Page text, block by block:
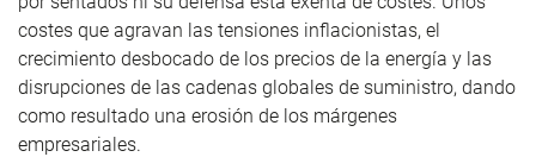
costes que agravan las tensiones inflacionistas, el
crecimiento desbocado de los precios de la energía y las
disrupciones de las cadenas globales de suministro, dando
como resultado una erosión de los márgenes
empresariales.